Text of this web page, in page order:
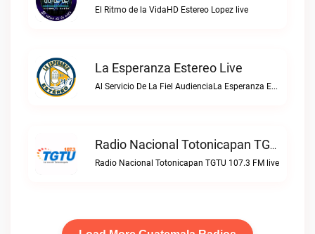
El Ritmo de la VidaHD Estereo Lopez live
La Esperanza Estereo Live
Al Servicio De La Fiel AudienciaLa Esperanza Estereo live
Radio Nacional Totonicapan TGTU 107.3 FM Live
Radio Nacional Totonicapan TGTU 107.3 FM live